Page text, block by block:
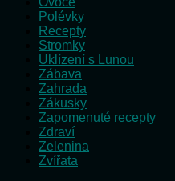
Polévky
Recepty
Stromky
Uklízení s Lunou
Zábava
Zahrada
Zákusky
Zapomenuté recepty
Zdraví
Zelenina
Zvířata